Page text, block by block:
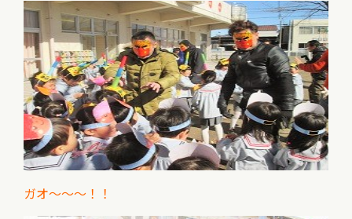
ガオ～～～！！